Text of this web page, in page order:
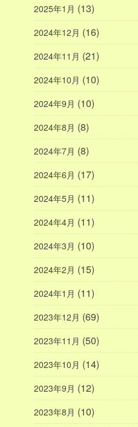
2025年1月 (13)
2024年12月 (16)
2024年11月 (21)
2024年10月 (10)
2024年9月 (10)
2024年8月 (8)
2024年7月 (8)
2024年6月 (17)
2024年5月 (11)
2024年4月 (11)
2024年3月 (10)
2024年2月 (15)
2024年1月 (11)
2023年12月 (69)
2023年11月 (50)
2023年10月 (14)
2023年9月 (12)
2023年8月 (10)